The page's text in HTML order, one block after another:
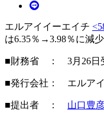
エルアイイーエイチ
は6.35％→3.98％に減
■財務省 ： 3月26日
■発行会社： エルア
■提出者 ： 山口豊